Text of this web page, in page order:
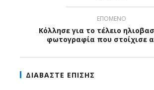
ΕΠΟΜΕΝΟ
Κόλλησε για το τέλειο
φωτογραφία που στοίχισε
ΔΙΑΒΑΣΤΕ ΕΠΙΣΗΣ